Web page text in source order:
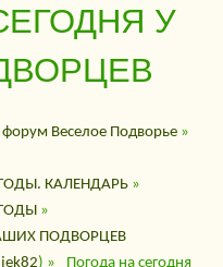
У
Веселое Подворье»
КАЛЕНДАРЬ»
»
ПОДВОРЦЕВ
jek82) »
Погода на сегодня